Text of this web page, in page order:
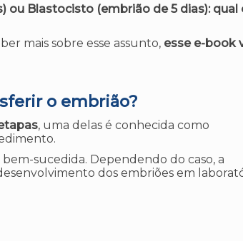
ou Blastocisto (embrião de 5 dias): qual
mais sobre esse assunto, esse e-book
o embrião?
, uma delas é conhecida como
sucedida. Dependendo do caso, a
dos embriões em